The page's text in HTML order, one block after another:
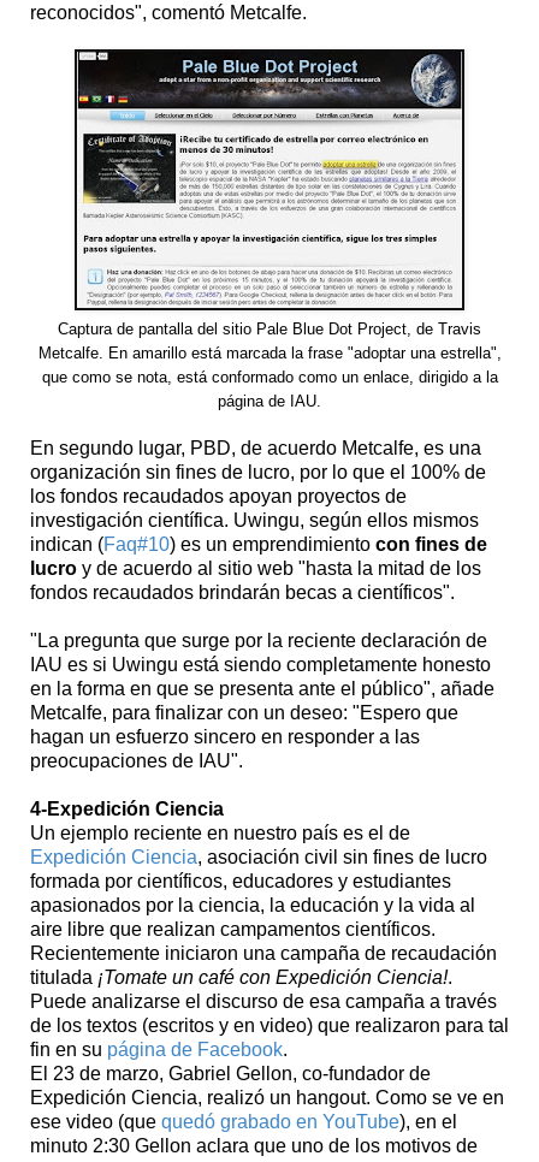
reconocidos", comentó Metcalfe.
Captura de pantalla del sitio Pale Blue Dot Project, de Travis
Metcalfe. En amarillo está marcada la frase "adoptar una estrella",
que como se nota, está conformado como un enlace, dirigido a la
página de IAU.
En segundo lugar, PBD, de acuerdo Metcalfe, es una
organización sin fines de lucro, por lo que el 100% de
los fondos recaudados apoyan proyectos de
investigación científica. Uwingu, según ellos mismos
indican (Faq#10) es un emprendimiento con fines de
lucro y de acuerdo al sitio web "hasta la mitad de los
fondos recaudados brindarán becas a científicos".
"La pregunta que surge por la reciente declaración de
IAU es si Uwingu está siendo completamente honesto
en la forma en que se presenta ante el público", añade
Metcalfe, para finalizar con un deseo: "Espero que
hagan un esfuerzo sincero en responder a las
preocupaciones de IAU".
4-Expedición Ciencia
Un ejemplo reciente en nuestro país es el de
Expedición Ciencia, asociación civil sin fines de lucro
formada por científicos, educadores y estudiantes
apasionados por la ciencia, la educación y la vida al
aire libre que realizan campamentos científicos.
Recientemente iniciaron una campaña de recaudación
titulada ¡Tomate un café con Expedición Ciencia!.
Puede analizarse el discurso de esa campaña a través
de los textos (escritos y en video) que realizaron para tal
fin en su página de Facebook.
El 23 de marzo, Gabriel Gellon, co-fundador de
Expedición Ciencia, realizó un hangout. Como se ve en
ese video (que quedó grabado en YouTube), en el
minuto 2:30 Gellon aclara que uno de los motivos de